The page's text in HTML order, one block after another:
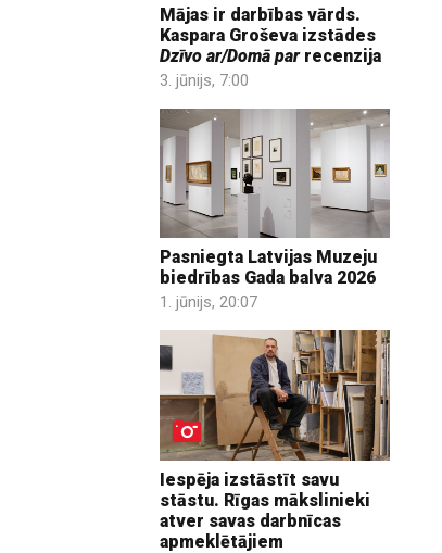
Mājas ir darbības vārds.
Kaspara Groševa izstādes
Dzīvo ar/Domā parrecenzija
3. jūnijs, 7:00
Pasniegta Latvijas Muzeju
biedrības Gada balva 2026
1. jūnijs, 20:07
Iespēja izstāstīt savu
stāstu. Rīgas mākslinieki
atver savas darbnīcas
apmeklētājiem